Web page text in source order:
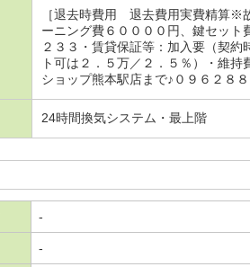
［退去時費用 退去費用実費精算※
ーニング費６００００円、鍵セッ
２３３・賃貸保証等：加入要（契
ト可は２．５万／２．５％）・維
ショップ熊本駅店まで♪０９６２８
24時間換気システム・最上階
-
-